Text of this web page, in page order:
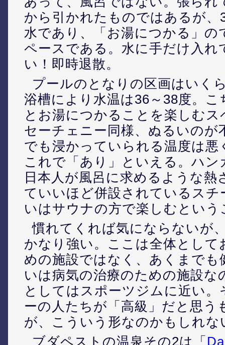
から引かれたものではあるが、
水であり、「お湯につかる」の
ペースである。水に手だけ入れ
い！即時退散。
プールのとなりの区画はいく
浴槽により水温は36～38度。
とお湯につかることを楽しむ
セーチェニー同様、ぬるいのが
でも浸かっていられる温度は悪
これで「あり」といえる。ハン
日本人が風呂に求めるような熱
ていいほど併設されているスチ
いはサウナの方で楽しむという
慣れてくれば気にならないが
かなり強い。ここは全体として
めの施設ではなく、あくまでも
いは病気の治療のための施設な
としてはスポーツジムに近い
ーの人たちが「高級」だと思う
が、こういう形なのかもしれな
ブダペストの温泉その2は「